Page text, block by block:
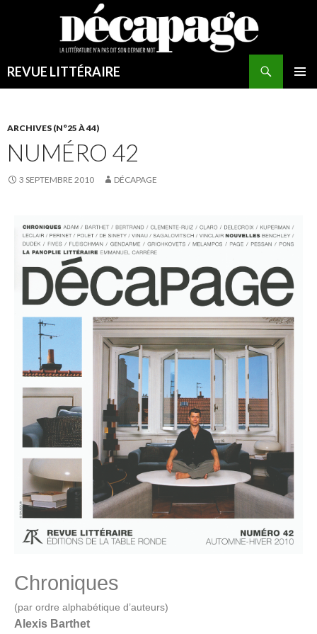
REVUE LITTÉRAIRE
ARCHIVES (N°25 À 44)
NUMÉRO 42
3 SEPTEMBRE 2010 DÉCAPAGE
Chroniques
(par ordre alphabétique d’auteurs)
Alexis Barthet